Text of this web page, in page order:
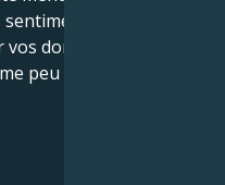
puissants,
dons exquis pour
peu d'autres en